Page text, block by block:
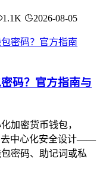
1.1K 2026-08-05
码？官方指南与
加密货币钱包，
去中心化安全设计——
密码、助记词或私